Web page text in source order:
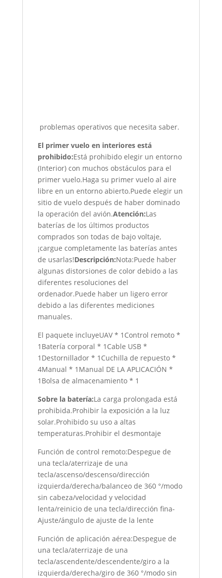
problemas operativos que necesita saber.
El primer vuelo en interiores está
prohibido:Está prohibido elegir un entorno
(Interior) con muchos obstáculos para el
primer vuelo.Haga su primer vuelo al aire
libre en un entorno abierto.Puede elegir un
sitio de vuelo después de haber dominado
la operación del avión.Atención:Las
baterías de los últimos productos
comprados son todas de bajo voltaje,
¡cargue completamente las baterías antes
de usarlas!Descripción:Nota:Puede haber
algunas distorsiones de color debido a las
diferentes resoluciones del
ordenador.Puede haber un ligero error
debido a las diferentes mediciones
manuales.
El paquete incluyeUAV * 1Control remoto *
1Batería corporal * 1Cable USB *
1Destornillador * 1Cuchilla de repuesto *
4Manual * 1Manual DE LA APLICACIÓN *
1Bolsa de almacenamiento * 1
Sobre la batería:La carga prolongada está
prohibida.Prohibir la exposición a la luz
solar.Prohibido su uso a altas
temperaturas.Prohibir el desmontaje
Función de control remoto:Despegue de
una tecla/aterrizaje de una
tecla/ascenso/descenso/dirección
izquierda/derecha/balanceo de 360 °/modo
sin cabeza/velocidad y velocidad
lenta/reinicio de una tecla/dirección fina-
Ajuste/ángulo de ajuste de la lente
Función de aplicación aérea:Despegue de
una tecla/aterrizaje de una
tecla/ascendente/descendente/giro a la
izquierda/derecha/giro de 360 °/modo sin